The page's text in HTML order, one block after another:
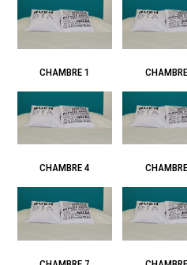
CHAMBRE 1
CHAMBRE 4